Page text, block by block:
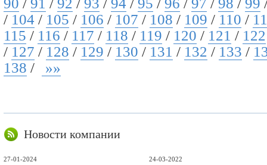
90 / 91 / 92 / 93 / 94 / 95 / 96 / 97 / 98 / 99
/ 104 / 105 / 106 / 107 / 108 / 109 / 110 /
115 / 116 / 117 / 118 / 119 / 120 / 121 / 122
/ 127 / 128 / 129 / 130 / 131 / 132 / 133 /
138 / »»
Новости компании
27-01-2024 24-03-2022